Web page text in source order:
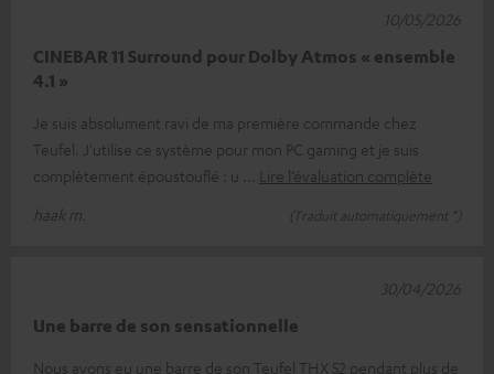
CINEBAR 11 Surround pour Dolby Atmos « ensemble
4.1 »
Je suis absolument ravi de ma première commande chez
Teufel. J'utilise ce système pour mon PC gaming et je suis
complètement époustouflé : u
Lire l’évaluation complète
haak m.
(Traduit automatiquement *)
10/05/2026
Une barre de son sensationnelle
Nous avons eu une barre de son Teufel THX 52 pendant plus de
30/04/2026